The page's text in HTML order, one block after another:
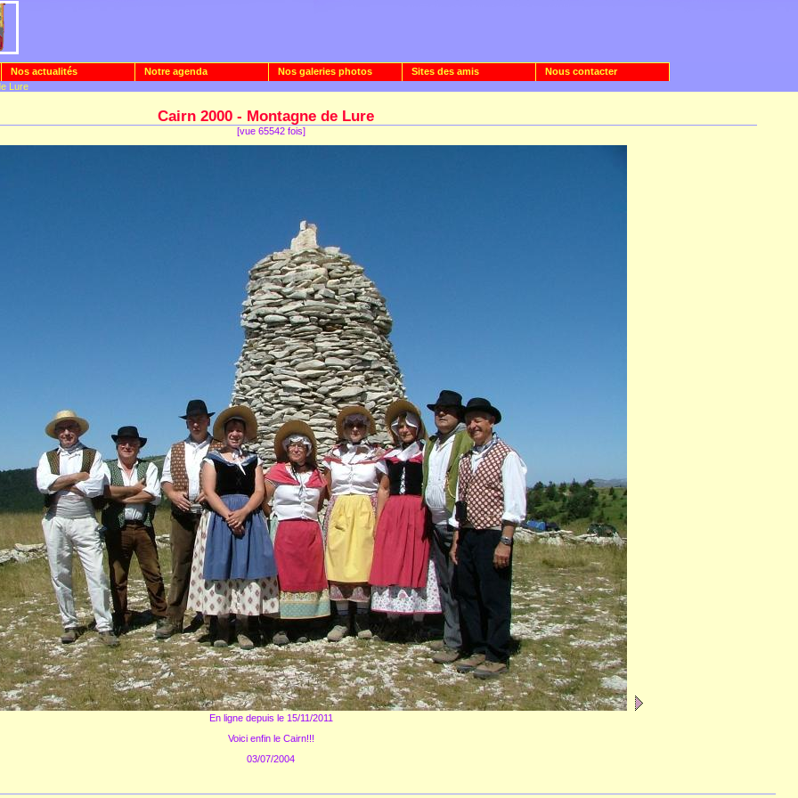
Nos actualités Notre agenda Nos galeries photos Sites des amis
Nous contacter
Lure
Cairn 2000 - Montagne de Lure
[vue 65542 fois]
En ligne depuis le 15/11/2011
Voici enfin le Cairn!!!
03/07/2004